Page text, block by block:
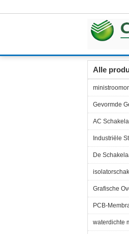
Alle
Gevormde
AC
Industriële
De
Grafische
PCB-
waterdichte